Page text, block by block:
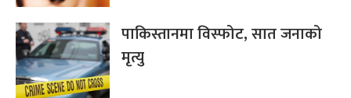
पाकिस्तानमा विस्फोट, सात जनाको
मृत्यु